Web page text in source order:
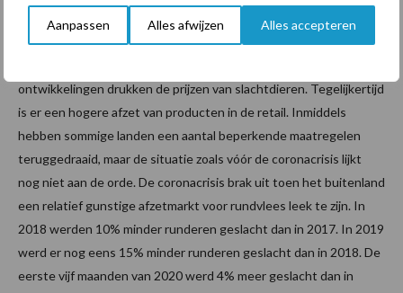
Aanpassen Alles afwijzen Alles accepteren
afzetkanalen in binnen- en buitenland. Zo is eind maart de afzet
van vaak luxere soorten rundvlees en kalfsvlees naar de
ontwikkelingen drukken de prijzen van slachtdieren. Tegelijkertijd
is er een hogere afzet van producten in de retail. Inmiddels
hebben sommige landen een aantal beperkende maatregelen
teruggedraaid, maar de situatie zoals vóór de coronacrisis lijkt
nog niet aan de orde. De coronacrisis brak uit toen het buitenland
een relatief gunstige afzetmarkt voor rundvlees leek te zijn. In
2018 werden 10% minder runderen geslacht dan in 2017. In 2019
werd er nog eens 15% minder runderen geslacht dan in 2018. De
eerste vijf maanden van 2020 werd 4% meer geslacht dan in